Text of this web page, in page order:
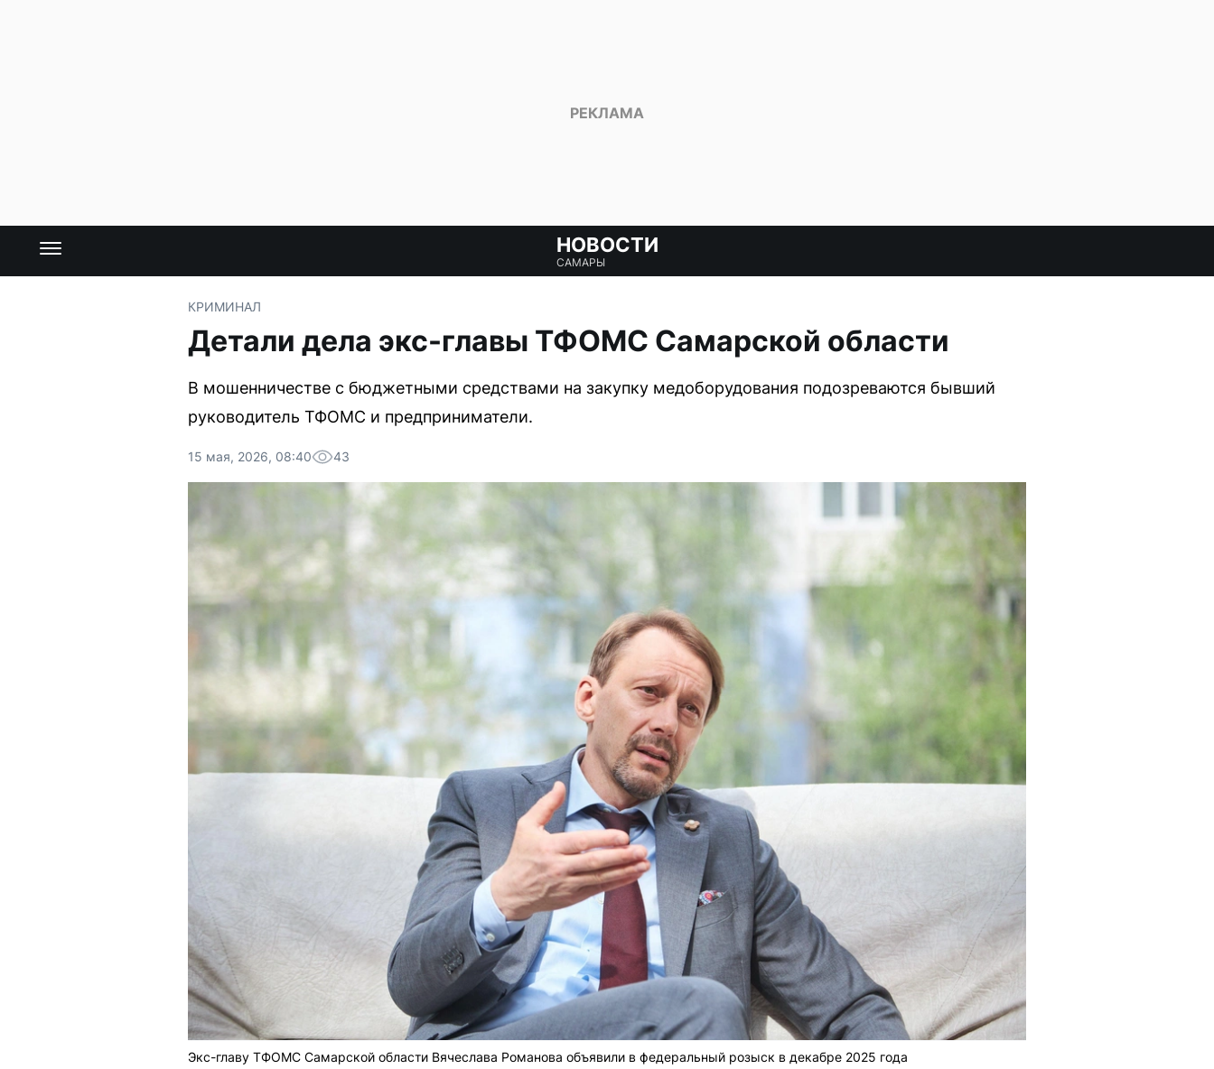
НОВОСТИ
САМАРЫ
КРИМИНАЛ
Детали дела экс-главы ТФОМС Самарской области
В мошенничестве с бюджетными средствами на закупку медоборудования подозреваются бывший
руководитель ТФОМС и предприниматели.
15 мая, 2026, 08:40 43
Экс-главу ТФОМС Самарской области Вячеслава Романова объявили в федеральный розыск в декабре 2025 года